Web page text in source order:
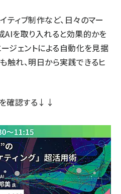
ティブ制作など、日々のマー
AIを取り入れると効果的かを
ジェントによる自動化を見据
触れ、明日から実践できるヒ
を確認する↓↓